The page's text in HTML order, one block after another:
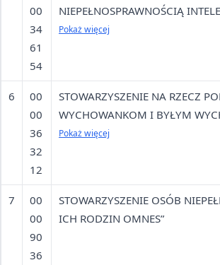
00
34
61
54
NIEPEŁNOSPRAWNOŚCIĄ
W PIEKARACH ŚLĄSKICH
Pokaż więcej
6
00
00
36
32
12
STOWARZYSZENIE NA RZECZ
WYCHOWANKOM I BYŁYM
DOMU DZIECKA W PIEKARACH
Pokaż więcej
7
00
00
90
36
STOWARZYSZENIE OSÓB
ICH RODZIN OMNES”